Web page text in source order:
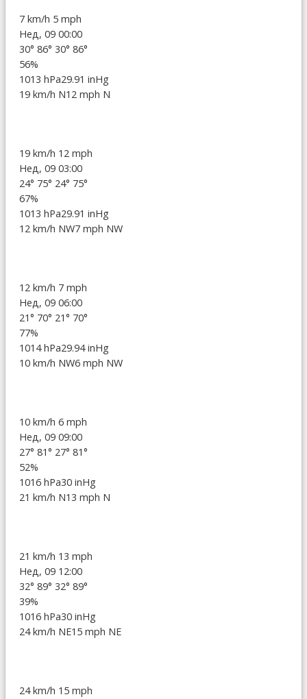
7 km/h 5 mph
Нед, 09 00:00
30° 86° 30° 86°
56%
1013 hPa29.91 inHg
19 km/h N12 mph N
19 km/h 12 mph
Нед, 09 03:00
24° 75° 24° 75°
67%
1013 hPa29.91 inHg
12 km/h NW7 mph NW
12 km/h 7 mph
Нед, 09 06:00
21° 70° 21° 70°
77%
1014 hPa29.94 inHg
10 km/h NW6 mph NW
10 km/h 6 mph
Нед, 09 09:00
27° 81° 27° 81°
52%
1016 hPa30 inHg
21 km/h N13 mph N
21 km/h 13 mph
Нед, 09 12:00
32° 89° 32° 89°
39%
1016 hPa30 inHg
24 km/h NE15 mph NE
24 km/h 15 mph